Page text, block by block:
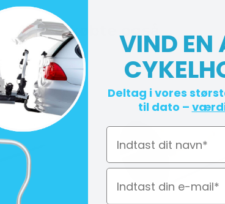
Andre købte ogsåVIND EN
Deltag i vores
til dato – værdi
Navn